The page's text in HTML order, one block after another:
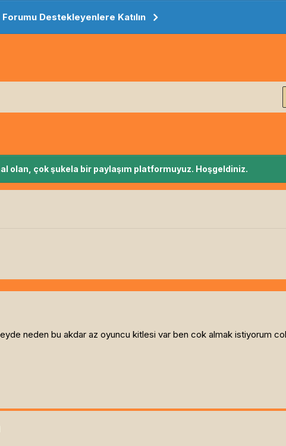
Forumu Destekleyenlere Katılın
olan, çok şukela bir paylaşım platformuyuz. Hoşgeldiniz.
neden bu akdar az oyuncu kitlesi var ben cok almak istiyorum